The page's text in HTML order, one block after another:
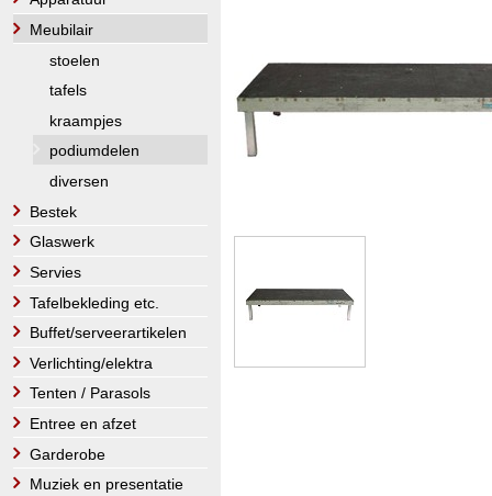
Meubilair
stoelen
tafels
kraampjes
podiumdelen
diversen
Bestek
Glaswerk
Servies
Tafelbekleding etc.
Buffet/serveerartikelen
Verlichting/elektra
Tenten / Parasols
Entree en afzet
Garderobe
Muziek en presentatie